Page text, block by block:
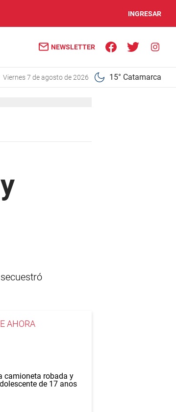
INGRESAR
NEWSLETTER
viernes 7 de agosto de 2026 15° Catamarca
AHORA